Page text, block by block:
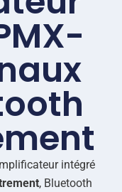
intégré
, Bluetooth